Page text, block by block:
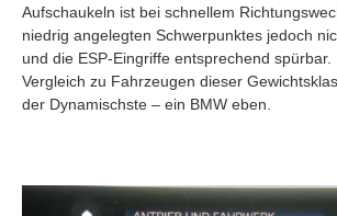
Aufschaukeln ist bei schnellem
niedrig angelegten Schwerpunktes jedoch
und die ESP-Eingriffe entsprechend spürbar.
Vergleich zu Fahrzeugen dieser
der Dynamischste – ein BMW eben.